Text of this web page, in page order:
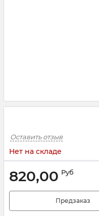
Оставить отзыв
Нет на складе
820,00 Руб
Предзаказ